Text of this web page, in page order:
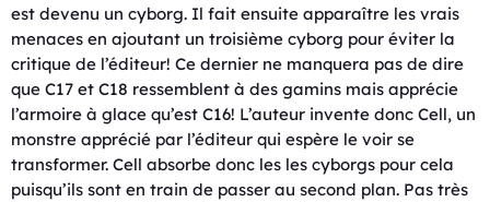
est devenu un cyborg. Il fait ensuite apparaître les vrais
menaces en ajoutant un troisième cyborg pour éviter la
critique de l’éditeur! Ce dernier ne manquera pas de dire
que C17 et C18 ressemblent à des gamins mais apprécie
l’armoire à glace qu’est C16! L’auteur invente donc Cell, un
monstre apprécié par l’éditeur qui espère le voir se
transformer. Cell absorbe donc les les cyborgs pour cela
puisqu’ils sont en train de passer au second plan. Pas très